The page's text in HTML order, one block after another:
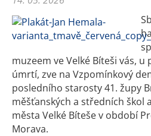
muzeem ve Velké Bíteši vás,
úmrtí, zve na Vzpomínkový
posledního starosty 41. župy
měšťanských a středních škol
města Velké Bíteše v období
Morava.